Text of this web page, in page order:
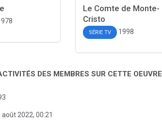
Le Comte de Monte-
Cristo
SÉRIE TV 1998
DES MEMBRES SUR CETTE OEUVRE
août 2022, 00:21